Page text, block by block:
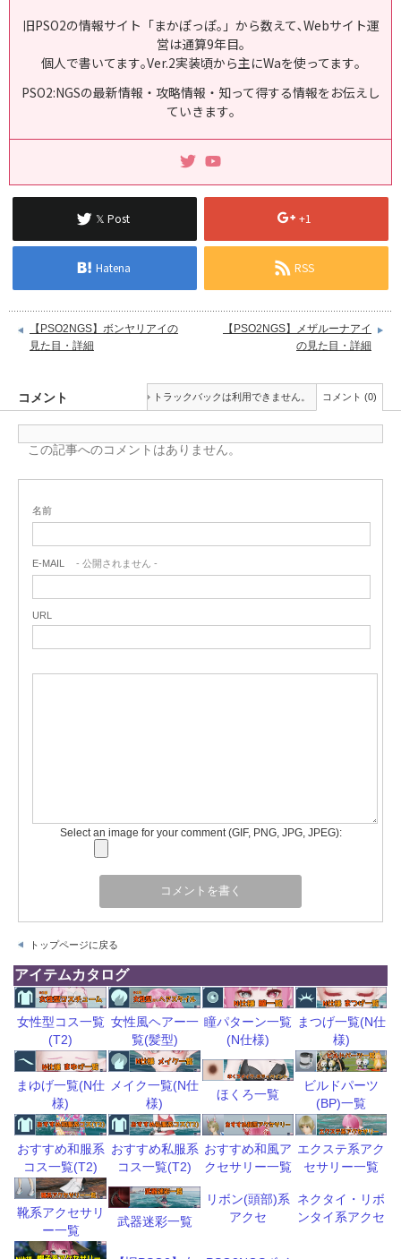
旧PSO2の情報サイト「まかぽっぽ｡」から数えて､Webサイト運
営は通算9年目｡
個人で書いてます｡Ver.2実装頃から主にWaを使ってます｡
PSO2:NGSの最新情報・攻略情報・知って得する情報をお伝えし
ていきます｡
𝕏 Post +1
Hatena RSS
【PSO2NGS】ボンヤリアイの
見た目・詳細
【PSO2NGS】メザルーナアイ
の見た目・詳細
コメント トラックバックは利用できません。 コメント (0)
この記事へのコメントはありません。
名前
E-MAIL - 公開されません -
URL
Select an image for your comment (GIF, PNG, JPG, JPEG):
トップページに戻る
アイテムカタログ
女性型コス一覧
(T2)
女性風ヘアー一
覧(髪型)
瞳パターン一覧
(N仕様)
まつげ一覧(N仕
様)
まゆげ一覧(N仕
様)
メイク一覧(N仕
様)
ほくろ一覧
ビルドパーツ
(BP)一覧
おすすめ和服系
コス一覧(T2)
おすすめ私服系
コス一覧(T2)
おすすめ和風ア
クセサリー一覧
エクステ系アク
セサリー一覧
靴系アクセサリ
ー一覧
武器迷彩一覧
リボン(頭部)系
アクセ
ネクタイ・リボ
ンタイ系アクセ